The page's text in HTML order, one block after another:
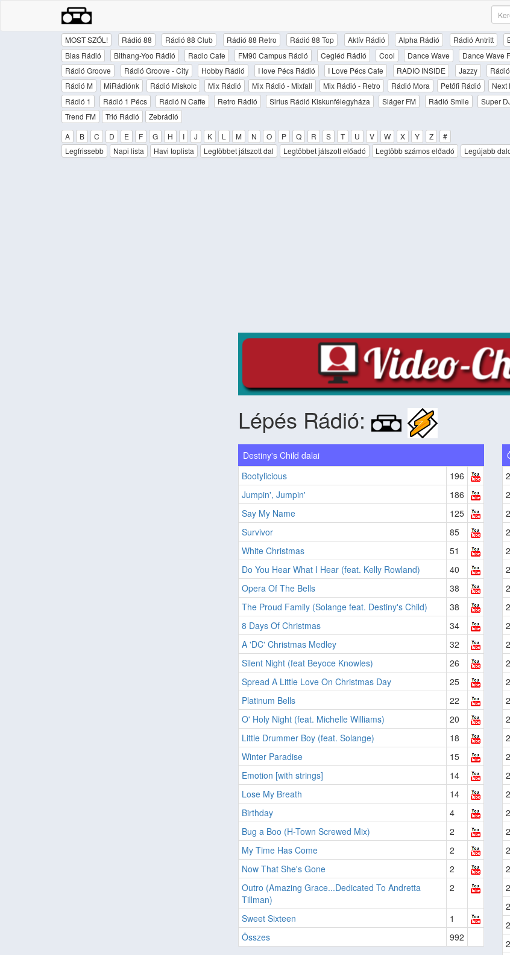
MOST SZÓL! Rádió 88 Rádió 88 Club Rádió 88 Retro Rádió 88 Top Aktív Rádió Alpha Rádió Rádió Antritt
Bias Rádió
Bithang-Yoo Rádió Radio Cafe FM90 Campus Rádió Cegléd Rádió Cool Dance Wave Dance Wave
Rádió Groove
Rádió Groove - City Hobby Rádió I love Pécs Rádió I Love Pécs Cafe RADIO INSIDE Jazzy
Rádió M
MiRádiónk Rádió Miskolc Mix Rádió Mix Rádió - Mixfall Mix Rádió - Retro Rádió Mora Petőfi Rádió Next
Rádió 1
Rádió 1 Pécs Rádió N Caffe Retro Rádió Sirius Rádió Kiskunfélegyháza Sláger FM Rádió Smile Super
Trend FM
Trió Rádió
Zebrádió
A
B C D E F G H I J K L M N O P Q R S T U V W X Y Z
#
Legfrissebb
Napi lista Havi toplista Legtöbbet játszott dal Legtöbbet játszott előadó Legtöbb számos előadó Legújabb
Lépés Rádió:
Destiny's Child dalai
Bootylicious
196
Jumpin', Jumpin'
186
Say My Name
125
Survivor
85
White Christmas
51
Do You Hear What I Hear (feat. Kelly Rowland)
40
Opera Of The Bells
38
The Proud Family (Solange feat. Destiny's Child)
38
8 Days Of Christmas
34
A 'DC' Christmas Medley
32
Silent Night (feat Beyoce Knowles)
26
Spread A Little Love On Christmas Day
25
Platinum Bells
22
O' Holy Night (feat. Michelle Williams)
20
Little Drummer Boy (feat. Solange)
18
Winter Paradise
15
Emotion [with strings]
14
Lose My Breath
14
Birthday
4
Bug a Boo (H-Town Screwed Mix)
2
My Time Has Come
2
Now That She's Gone
2
Outro (Amazing Grace...Dedicated To Andretta
Tillman)
2
Sweet Sixteen
1
Összes
992